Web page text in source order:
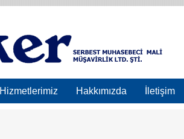
Hizmetlerimiz Hakkımızda İletişim